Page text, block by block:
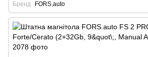
Бренд
FORS.auto